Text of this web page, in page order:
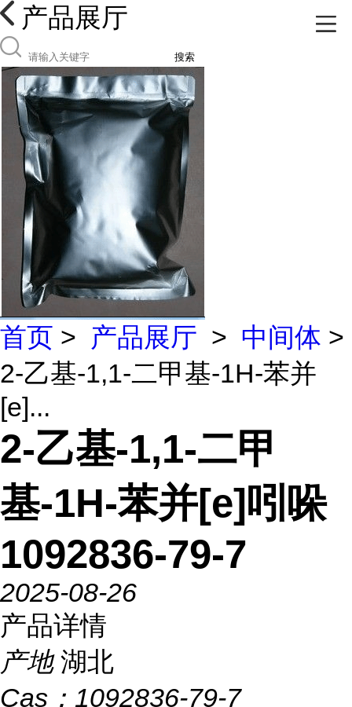
产品展厅
搜索
首页 > 产品展厅 > 中间体 >
2-乙基-1,1-二甲基-1H-苯并
[e]...
2-乙基-1,1-二甲
基-1H-苯并[e]吲哚
1092836-79-7
2025-08-26
产品详情
产地 湖北
Cas： 1092836-79-7